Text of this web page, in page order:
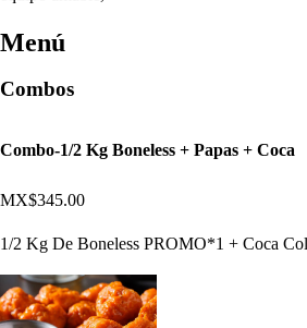
Menú
Combos
Combo-1/2 Kg Boneless + Papas + Coca
MX$345.00
1/2 Kg De Boneless PROMO*1 + Coca